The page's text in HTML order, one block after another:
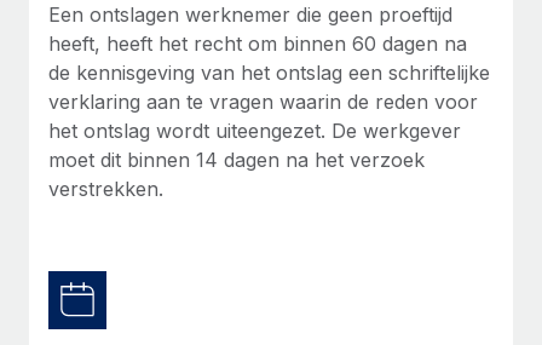
Entiteiten oprichten
Stel snel compliant entiteiten op
Mobiliteit en overplaatsing
Plaats werknemers moeiteloos over
Secundaire arbeidsvoorwaarden
Contractor Management
Belastingen
Naar de blog
Productupdates van Remote: Gusto- en Xero-
integraties en Contractor Management Plus
Het blijft de missie van Remote om alle soorten bedrijven
Een ontslagen werknemer die geen proeftijd
heeft, heeft het recht om binnen 60 dagen na
de kennisgeving van het ontslag een schriftelijke
verklaring aan te vragen waarin de reden voor
het ontslag wordt uiteengezet. De werkgever
moet dit binnen 14 dagen na het verzoek
verstrekken.